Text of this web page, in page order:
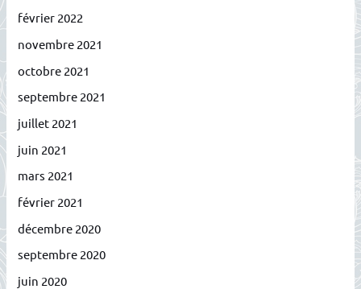
février 2022
novembre 2021
octobre 2021
septembre 2021
juillet 2021
juin 2021
mars 2021
février 2021
décembre 2020
septembre 2020
juin 2020